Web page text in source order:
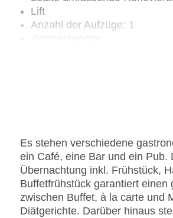
Lift
Anzahl der Aufzüge: 1
Es stehen verschiedene
ein Café, eine Bar und ein Pub.
Übernachtung inkl. Frühstück,
Buffetfrühstück garantiert einen
zwischen Buffet, à la carte und
Diätgerichte. Darüber hinaus